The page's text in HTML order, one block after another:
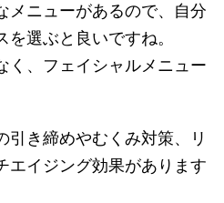
メニューがあるので、自分
選ぶと良いですね。
く、フェイシャルメニュー
引き締めやむくみ対策、リ
エイジング効果があります